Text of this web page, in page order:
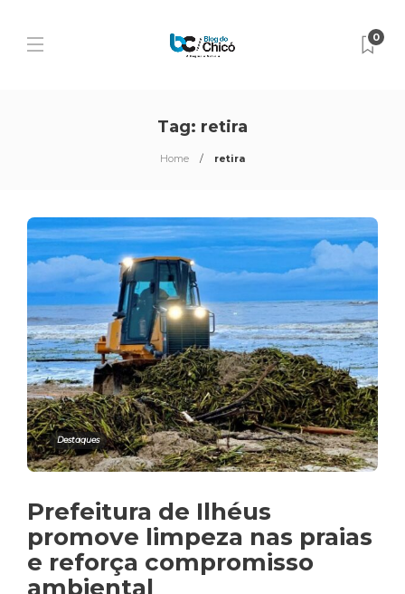
0
Tag: retira
Home retira
Destaques
Prefeitura de Ilhéus
promove limpeza nas praias
e reforça compromisso
ambiental